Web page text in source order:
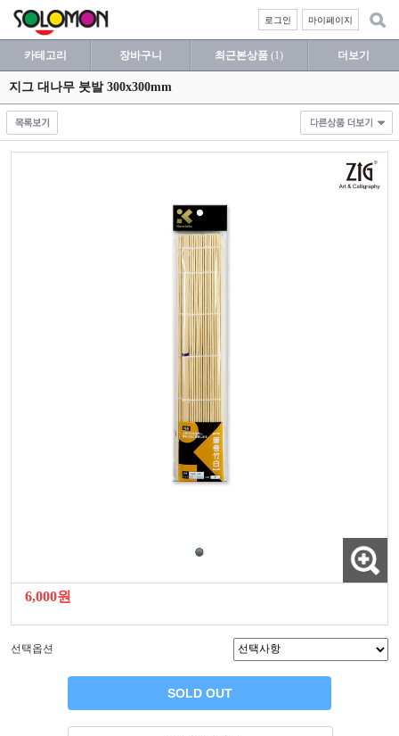
마이페이지
로그인
카테고리 장바구니 최근본상품 (1) 더보기
지그 대나무 붓발 300x300mm
6,000원
선택옵션
SOLD OUT